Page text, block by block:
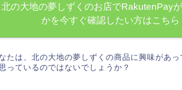
北の大地の夢しずくのお店でRakutenPay
かを今すぐ確認したい方はこちら
たは、北の大地の夢しずくの商品に興味があ
っているのではないでしょうか？